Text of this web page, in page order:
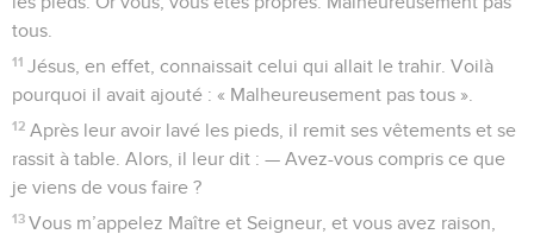
tous.
11 Jésus, en effet, connaissait celui qui allait le trahir. Voilà
pourquoi il avait ajouté : « Malheureusement pas tous ».
12 Après leur avoir lavé les pieds, il remit ses vêtements et se
rassit à table. Alors, il leur dit : — Avez-vous compris ce que
je viens de vous faire ?
13 Vous m’appelez Maître et Seigneur, et vous avez raison,